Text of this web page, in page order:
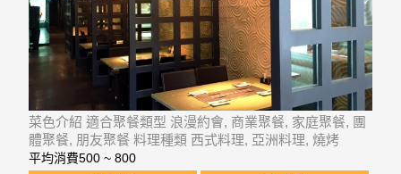
菜色介紹 適合聚餐類型 浪漫約會, 商業聚餐, 家庭聚餐, 團
體聚餐, 朋友聚餐 料理種類 西式料理, 亞洲料理, 燒烤
平均消費500 ~ 800